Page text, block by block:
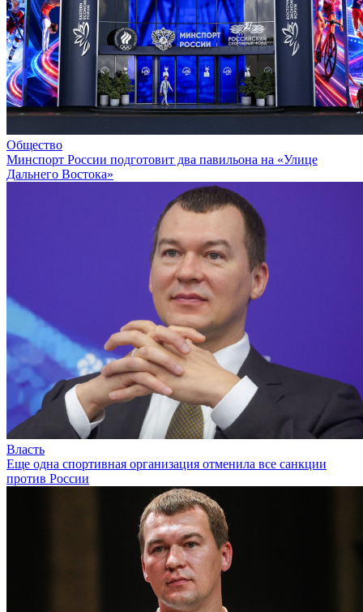
Общество
Минспорт России подготовит два павильона на «Улице
Дальнего Востока»
Власть
Еще одна спортивная организация отменила все санкции
против России